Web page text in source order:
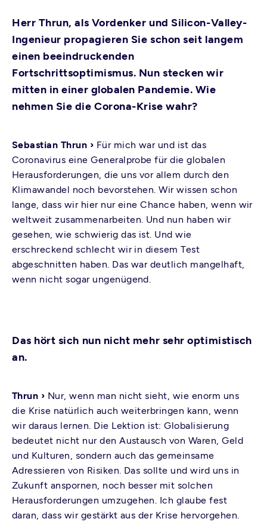
Herr Thrun, als Vordenker und Silicon-Valley-
Ingenieur propagieren Sie schon seit langem
einen beeindruckenden
Fortschrittsoptimismus. Nun stecken wir
mitten in einer globalen Pandemie. Wie
nehmen Sie die Corona-Krise wahr?
Sebastian Thrun › Für mich war und ist das
Coronavirus eine Generalprobe für die globalen
Herausforderungen, die uns vor allem durch den
Klimawandel noch bevorstehen. Wir wissen schon
lange, dass wir hier nur eine Chance haben, wenn wir
weltweit zusammenarbeiten. Und nun haben wir
gesehen, wie schwierig das ist. Und wie
erschreckend schlecht wir in diesem Test
abgeschnitten haben. Das war deutlich mangelhaft,
wenn nicht sogar ungenügend.
Das hört sich nun nicht mehr sehr optimistisch
an.
Thrun › Nur, wenn man nicht sieht, wie enorm uns
die Krise natürlich auch weiterbringen kann, wenn
wir daraus lernen. Die Lektion ist: Globalisierung
bedeutet nicht nur den Austausch von Waren, Geld
und Kulturen, sondern auch das gemeinsame
Adressieren von Risiken. Das sollte und wird uns in
Zukunft anspornen, noch besser mit solchen
Herausforderungen umzugehen. Ich glaube fest
daran, dass wir gestärkt aus der Krise hervorgehen.